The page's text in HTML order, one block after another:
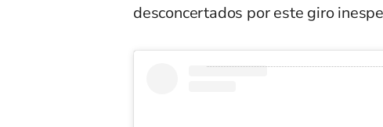
desconcertados por este giro